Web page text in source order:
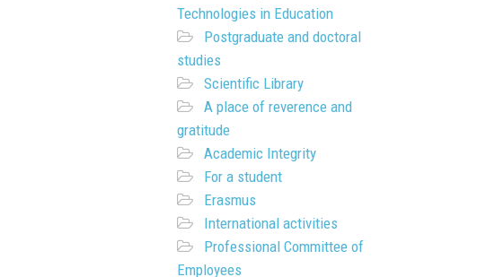
Technologies in Education
Postgraduate and doctoral
studies
Scientific Library
A place of reverence and
gratitude
Academic Integrity
For a student
Erasmus
International activities
Professional Committee of
Employees